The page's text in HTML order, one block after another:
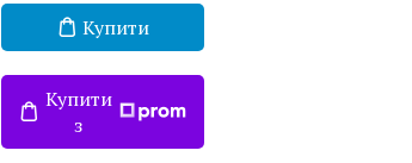
Купити
Купити
з